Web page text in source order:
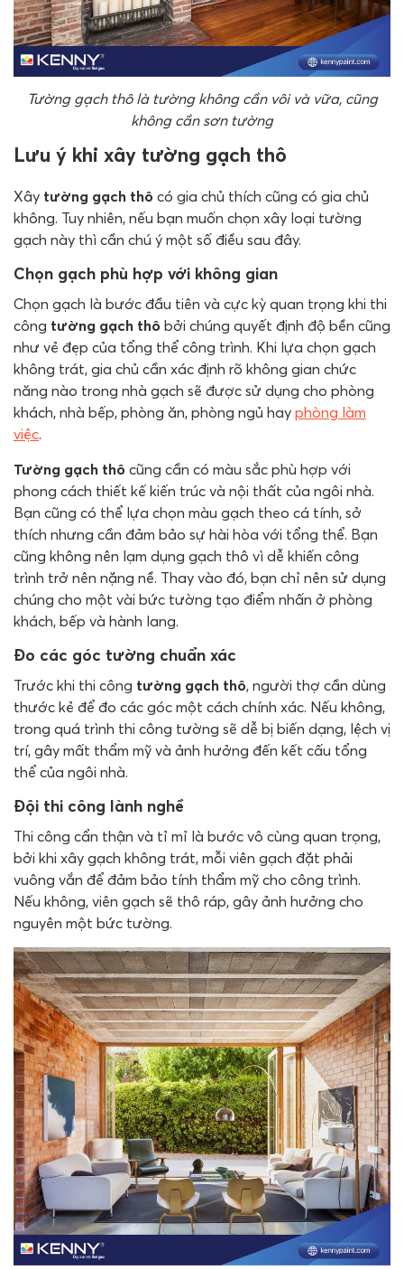
Tường gạch thô là tường không cần vôi và vữa, cũng
không cần sơn tường
Lưu ý khi xây tường gạch thô
Xây tường gạch thô có gia chủ thích cũng có gia chủ
không. Tuy nhiên, nếu bạn muốn chọn xây loại tường
gạch này thì cần chú ý một số điều sau đây.
Chọn gạch phù hợp với không gian
Chọn gạch là bước đầu tiên và cực kỳ quan trọng khi thi
công tường gạch thô bởi chúng quyết định độ bền cũng
như vẻ đẹp của tổng thể công trình. Khi lựa chọn gạch
không trát, gia chủ cần xác định rõ không gian chức
năng nào trong nhà gạch sẽ được sử dụng cho phòng
khách, nhà bếp, phòng ăn, phòng ngủ hay phòng làm
việc.
Tường gạch thô cũng cần có màu sắc phù hợp với
phong cách thiết kế kiến ​​trúc và nội thất của ngôi nhà.
Bạn cũng có thể lựa chọn màu gạch theo cá tính, sở
thích nhưng cần đảm bảo sự hài hòa với tổng thể. Bạn
cũng không nên lạm dụng gạch thô vì dễ khiến công
trình trở nên nặng nề. Thay vào đó, bạn chỉ nên sử dụng
chúng cho một vài bức tường tạo điểm nhấn ở phòng
khách, bếp và hành lang.
Đo các góc tường chuẩn xác
Trước khi thi công tường gạch thô, người thợ cần dùng
thước kẻ để đo các góc một cách chính xác. Nếu không,
trong quá trình thi công tường sẽ dễ bị biến dạng, lệch vị
trí, gây mất thẩm mỹ và ảnh hưởng đến kết cấu tổng
thể của ngôi nhà.
Đội thi công lành nghề
Thi công cẩn thận và tỉ mỉ là bước vô cùng quan trọng,
bởi khi xây gạch không trát, mỗi viên gạch đặt phải
vuông vắn để đảm bảo tính thẩm mỹ cho công trình.
Nếu không, viên gạch sẽ thô ráp, gây ảnh hưởng cho
nguyên một bức tường.